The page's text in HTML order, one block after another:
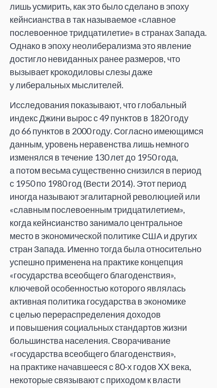
лишь усмирить, как это было сделано вэпоху
кейнсианства втак называемое«славное
послевоенное тридцатилетие» встранах Запада.
Однако вэпоху неолиберализма это явление
достигло невиданных ранее размеров, что
вызывает крокодиловы слезы даже
улиберальных мыслителей.
Исследования показывают, что глобальный
индекс Джини вырос с49пунктов в 1820 году
до66пунктов в 2000году. Согласно имеющимся
данным, уровень неравенства лишь немного
изменялся втечение 130 лет до 1950года,
а потом весьма существенно снизился в период
с 1950 по 1980 год (Вести 2014). Этот период
иногда называют эгалитарной революцией или
«славным послевоенным тридцатилетием»,
когда кейнсианство занимало центральное
место вэкономической политике США идругих
стран Запада. Именно тогда была относительно
успешно применена на практике концепция
«государства всеобщего благоденствия»,
ключевой особенностью которого являлась
активная политика государства вэкономике
сцелью перераспределения доходов
и повышения социальных стандартов жизни
большинства населения. Сворачивание
«государства всеобщего благоденствия»,
на практике начавшееся с80-х годов XX века,
некоторые связывают сприходом квласти